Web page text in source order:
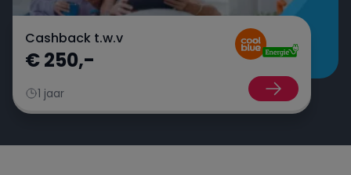
Cashback t.w.v
€ 250,-
1 jaar